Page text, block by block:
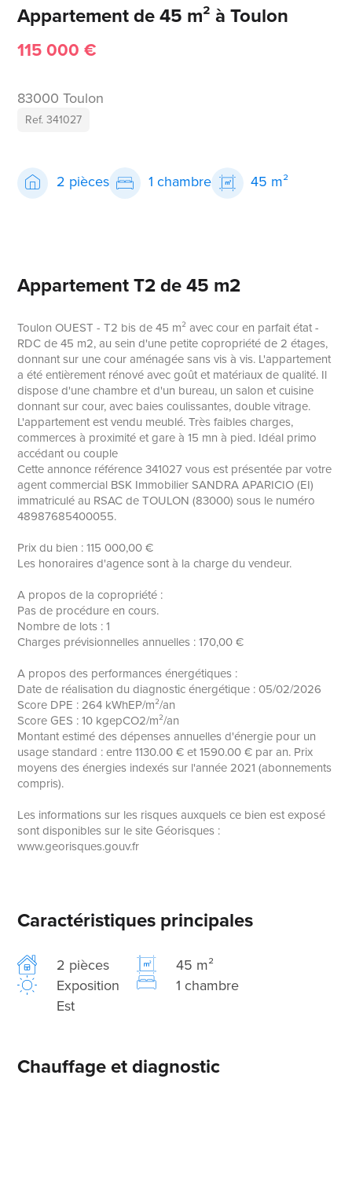
Appartement de 45 m² à Toulon
115 000 €
83000 Toulon
Ref. 341027
2 pièces 1 chambre 45 m²
Appartement T2 de 45 m2
Toulon OUEST - T2 bis de 45 m² avec cour en parfait état -
RDC de 45 m2, au sein d'une petite copropriété de 2 étages,
donnant sur une cour aménagée sans vis à vis. L'appartement
a été entièrement rénové avec goût et matériaux de qualité. Il
dispose d'une chambre et d'un bureau, un salon et cuisine
donnant sur cour, avec baies coulissantes, double vitrage.
L'appartement est vendu meublé. Très faibles charges,
commerces à proximité et gare à 15 mn à pied. Idéal primo
accédant ou couple
Cette annonce référence 341027 vous est présentée par votre
agent commercial BSK Immobilier SANDRA APARICIO (EI)
immatriculé au RSAC de TOULON (83000) sous le numéro
48987685400055.
Prix du bien : 115 000,00 €
Les honoraires d'agence sont à la charge du vendeur.
A propos de la copropriété :
Pas de procédure en cours.
Nombre de lots : 1
Charges prévisionnelles annuelles : 170,00 €
A propos des performances énergétiques :
Date de réalisation du diagnostic énergétique : 05/02/2026
Score DPE : 264 kWhEP/m²/an
Score GES : 10 kgepCO2/m²/an
Montant estimé des dépenses annuelles d'énergie pour un
usage standard : entre 1130.00 € et 1590.00 € par an. Prix
moyens des énergies indexés sur l'année 2021 (abonnements
compris).
Les informations sur les risques auxquels ce bien est exposé
sont disponibles sur le site Géorisques :
www.georisques.gouv.fr
Caractéristiques principales
2 pièces
45 m²
Exposition
Est
1 chambre
Chauffage et diagnostic